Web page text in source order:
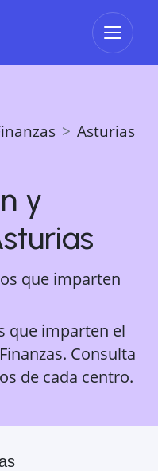
Abrir
Asturias
y
que imparten
que imparten el
Consulta
de cada centro.